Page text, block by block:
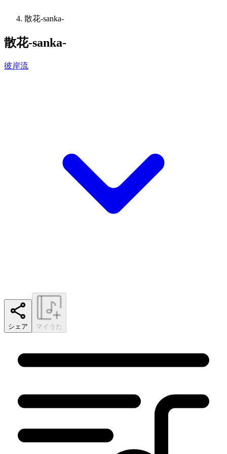
散花-sanka-
散花-sanka-
彼岸流
シェア マイうた